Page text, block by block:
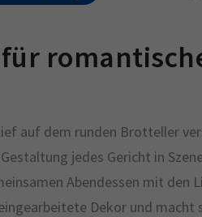
auf dem runden Brotteller
jedes Gericht in
Abendessen mit den
Dekor und macht